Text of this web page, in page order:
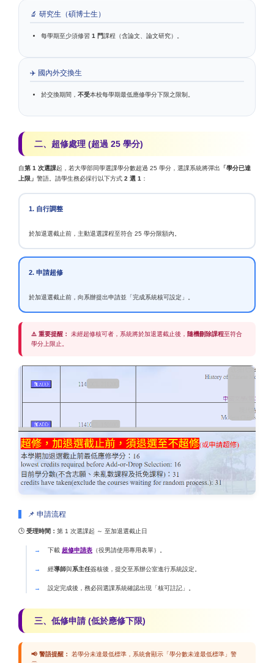
🔬 研究生（碩博士生）
每學期至少須修習 1 門課程（含論文、論文研究）。
✈️ 國內外交換生
於交換期間， 不受本校每學期最低應修學分下限之限制。
二、超修處理 (超過 25 學分)
自第 1 次選課起，若大學部同學選課學分數超過 25 學分，選課系統將彈出 「學分已達
上限」 警語。請學生務必採行以下方式 2 選 1 ：
1. 自行調整
於加退選截止前，主動退選課程至符合 25 學分限額內。
2. 申請超修
於加退選截止前，向系辦提出申請並「完成系統核可設定」。
⚠️ 重要提醒： 未經超修核可者，系統將於加退選截止後， 隨機刪除課程至符合
學分上限止。
📌 申請流程
🕒 受理時間： 第 1 次選課起 ～ 至加退選截止日
下載 超修申請表 （役男請使用專用表單）。
經導師與系主任簽核後，提交至系辦公室進行系統設定。
設定完成後，務必回選課系統確認出現「核可註記」。
三、低修申請 (低於應修下限)
📢 警語提醒：
若學分未達最低標準，系統會顯示「學分數未達最低標準」警